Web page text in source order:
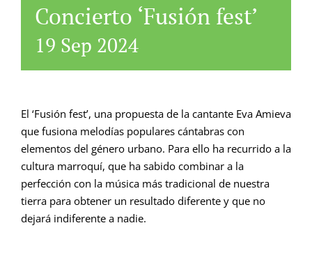
Concierto ‘Fusión fest’
19 Sep 2024
El ‘Fusión fest’, una propuesta de la cantante Eva Amieva
que fusiona melodías populares cántabras con
elementos del género urbano. Para ello ha recurrido a la
cultura marroquí, que ha sabido combinar a la
perfección con la música más tradicional de nuestra
tierra para obtener un resultado diferente y que no
dejará indiferente a nadie.